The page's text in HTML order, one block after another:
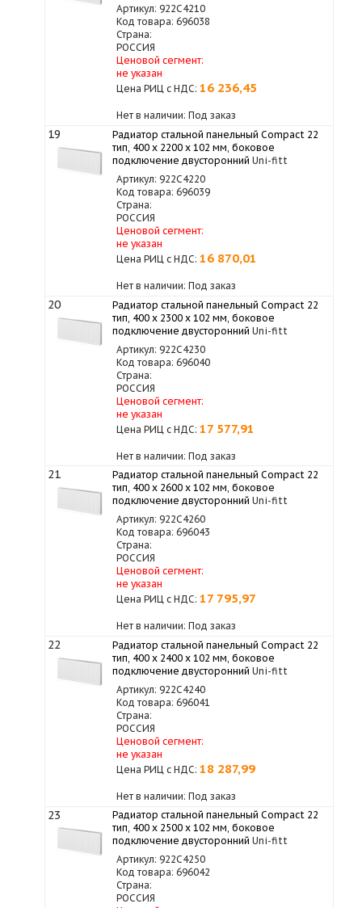
Артикул: 922C4210
Код товара: 696038
Страна:
РОССИЯ
Ценовой сегмент:
не указан
Цена РИЦ с НДС: 16 236,45
Нет в наличии: Под заказ
19
Радиатор стальной панельный Compact 22
тип, 400 х 2200 x 102 мм, боковое
подключение двусторонний Uni-fitt
Артикул: 922C4220
Код товара: 696039
Страна:
РОССИЯ
Ценовой сегмент:
не указан
Цена РИЦ с НДС: 16 870,01
Нет в наличии: Под заказ
20
Радиатор стальной панельный Compact 22
тип, 400 х 2300 x 102 мм, боковое
подключение двусторонний Uni-fitt
Артикул: 922C4230
Код товара: 696040
Страна:
РОССИЯ
Ценовой сегмент:
не указан
Цена РИЦ с НДС: 17 577,91
Нет в наличии: Под заказ
21
Радиатор стальной панельный Compact 22
тип, 400 х 2600 x 102 мм, боковое
подключение двусторонний Uni-fitt
Артикул: 922C4260
Код товара: 696043
Страна:
РОССИЯ
Ценовой сегмент:
не указан
Цена РИЦ с НДС: 17 795,97
Нет в наличии: Под заказ
22
Радиатор стальной панельный Compact 22
тип, 400 х 2400 x 102 мм, боковое
подключение двусторонний Uni-fitt
Артикул: 922C4240
Код товара: 696041
Страна:
РОССИЯ
Ценовой сегмент:
не указан
Цена РИЦ с НДС: 18 287,99
Нет в наличии: Под заказ
23
Радиатор стальной панельный Compact 22
тип, 400 х 2500 x 102 мм, боковое
подключение двусторонний Uni-fitt
Артикул: 922C4250
Код товара: 696042
Страна:
РОССИЯ